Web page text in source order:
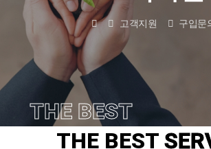
고객지원 구입문
THE BEST
THE BEST